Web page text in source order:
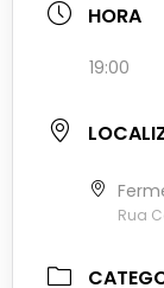
HORA
19:00
Rua